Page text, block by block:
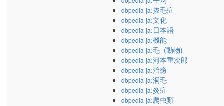
dbpedia-ja:抜毛症
dbpedia-ja:文化
dbpedia-ja:日本語
dbpedia-ja:機能
dbpedia-ja:毛_(動物)
dbpedia-ja:河本重次郎
dbpedia-ja:治癒
dbpedia-ja:洞毛
dbpedia-ja:炎症
dbpedia-ja:爬虫類